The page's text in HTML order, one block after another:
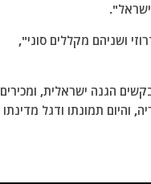
ושניהם מקללים סוני",
הגנה ישראלית, ומכירים
והיום תמונתו ודגל מדינתו